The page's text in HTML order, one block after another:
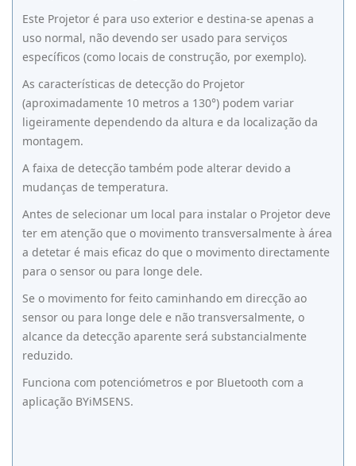
Este Projetor é para uso exterior e destina-se apenas a
uso normal, não devendo ser usado para serviços
específicos (como locais de construção, por exemplo).
As características de detecção do Projetor
(aproximadamente 10 metros a 130°) podem variar
ligeiramente dependendo da altura e da localização da
montagem.
A faixa de detecção também pode alterar devido a
mudanças de temperatura.
Antes de selecionar um local para instalar o Projetor deve
ter em atenção que o movimento transversalmente à área
a detetar é mais eficaz do que o movimento directamente
para o sensor ou para longe dele.
Se o movimento for feito caminhando em direcção ao
sensor ou para longe dele e não transversalmente, o
alcance da detecção aparente será substancialmente
reduzido.
Funciona com potenciómetros e por Bluetooth com a
aplicação BYiMSENS.